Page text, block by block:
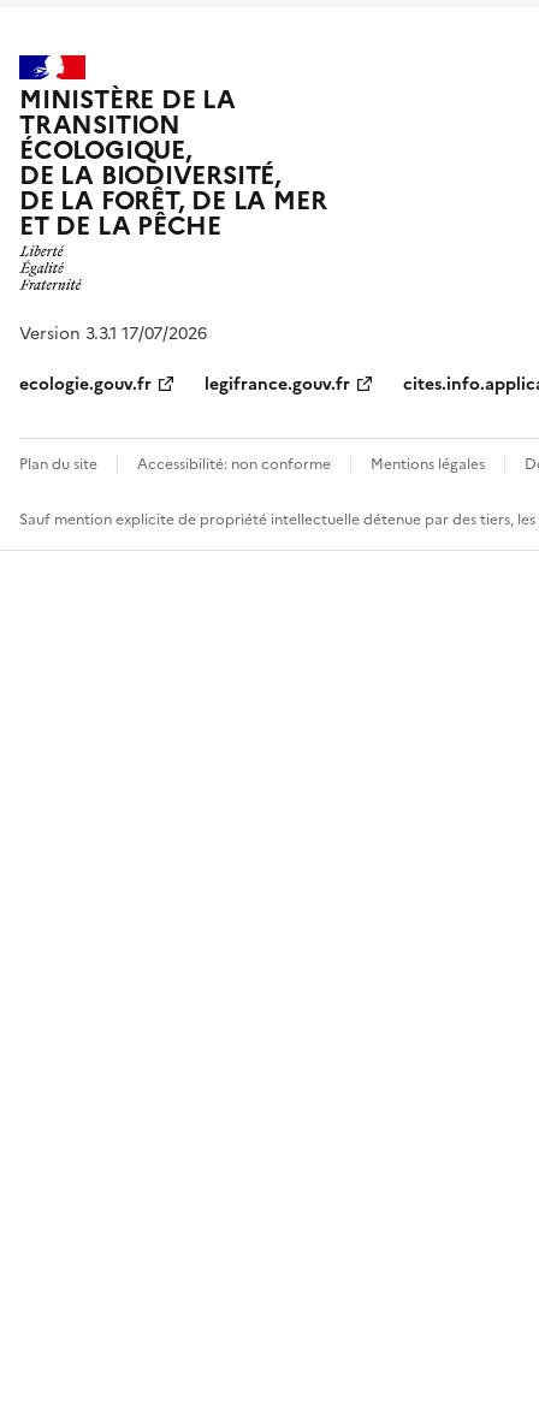
MINISTÈRE DE LA
TRANSITION
ÉCOLOGIQUE,
DE LA BIODIVERSITÉ,
DE LA FORÊT, DE LA MER
ET DE LA PÊCHE
Version 3.3.1 17/07/2026
ecologie.gouv.fr
legifrance.gouv.fr
Plan du site Accessibilité: non conforme Mentions légales
Sauf mention explicite de propriété intellectuelle détenue par des tiers,